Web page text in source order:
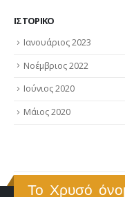
ΙΣΤΟΡΙΚΌ
Ιανουάριος 2023
Νοέμβριος 2022
Ιούνιος 2020
Μάιος 2020
Το Χρυσό